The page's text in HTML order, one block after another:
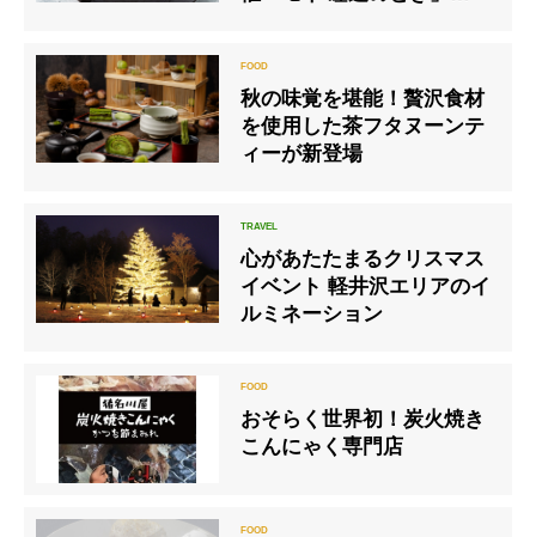
秋の味覚を堪能！贅沢食材
を使用した茶フタヌーンテ
ィーが新登場
心があたたまるクリスマス
イベント 軽井沢エリアのイ
ルミネーション
おそらく世界初！炭火焼き
こんにゃく専門店